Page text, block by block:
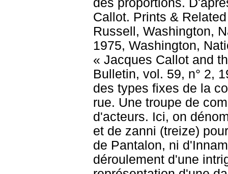
des proportions.
Callot. Prints &
Russell, Washington,
1975, Washington,
« Jacques Callot and
Bulletin, vol. 59, n° 2,
des types fixes de la
rue. Une troupe de
d'acteurs. Ici, on
et de zanni (treize)
de Pantalon, ni
déroulement d'une